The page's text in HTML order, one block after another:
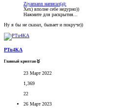
Ziyamann написал(а):
Хех) вполне себе недурно))
Нажмите для раскрытия...
Ну я бы не сказал, бывает и покруче))
PTu4KA
Главный криптан🥇
23 Март 2022
1,369
22
26 Март 2023